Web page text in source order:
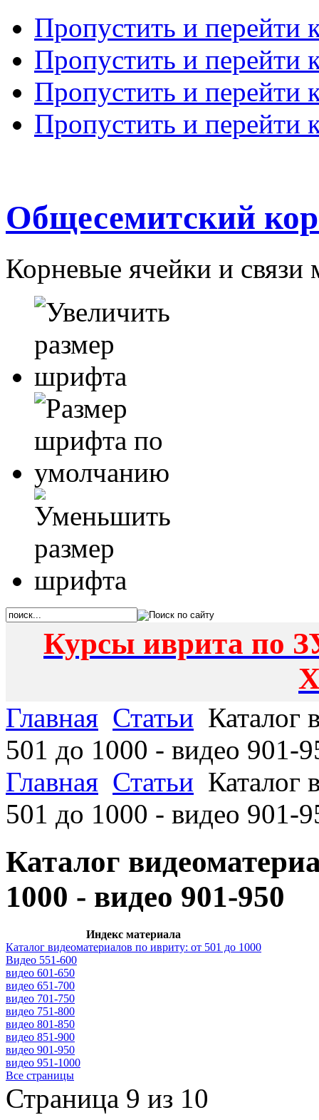
Пропустить и перейти
Пропустить и перейти
Пропустить и перейти
Пропустить и перейти
Общесемитский
Корневые ячейки и
Курсы иврита по
Главная Статьи Каталог
501 до 1000 - видео 901-
Главная Статьи Каталог
501 до 1000 - видео 901-
Каталог
1000 - видео 901-950
Индекс материала
Каталог видеоматериалов по ивриту: от 501 до 1000
Видео 551-600
видео 601-650
видео 651-700
видео 701-750
видео 751-800
видео 801-850
видео 851-900
видео 901-950
видео 951-1000
Все страницы
Страница 9 из 10